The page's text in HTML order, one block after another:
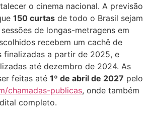
o cinema nacional. A previsão
150 curtas de todo o Brasil sejam
de longas-metragens em
recebem um cachê de
finalizadas a partir de 2025, e
até dezembro de 2024. As
feitas até 1º de abril de 2027 pelo
chamadas-publicas, onde também
completo.